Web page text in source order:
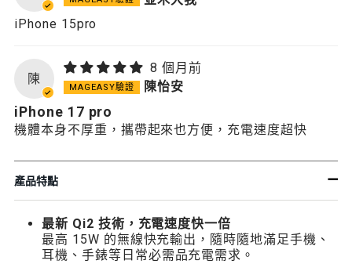
iPhone 15pro
陳
8 個月前
陳怡安
iPhone 17 pro
機體本身不厚重，攜帶起來也方便，充電速度超快
產品特點
最新 Qi2 技術，充電速度快一倍
最高 15W 的無線快充輸出，隨時隨地滿足手機、
耳機、手錶等日常必需品充電需求。